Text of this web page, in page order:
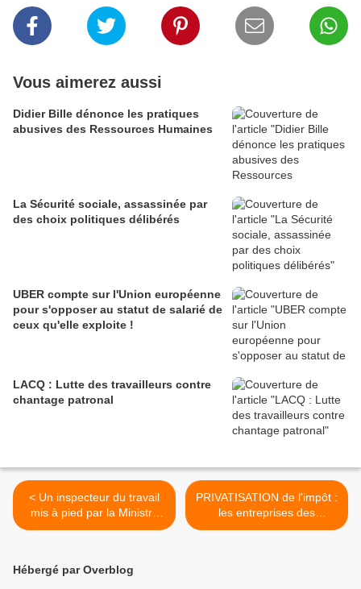
Vous aimerez aussi
Didier Bille dénonce les pratiques
abusives des Ressources Humaines
La Sécurité sociale, assassinée par
des choix politiques délibérés
UBER compte sur l'Union européenne
pour s'opposer au statut de salarié de
ceux qu'elle exploite !
LACQ : Lutte des travailleurs contre
chantage patronal
< Un inspecteur du travail
mis à pied par la Ministre
du travail
PRIVATISATION de l'impôt :
les entreprises des
Bouches du Rhône
Hébergé par Overblog